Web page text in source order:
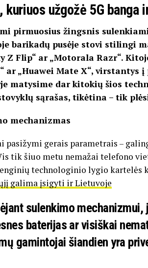
kuriuos užgožė 5G
pirmuosius žingsnis
barikadų pusėje stovi stilingi
Z Flip“ ar „Motorala Razr“.
ar „Huawei Mate X“,
matysime dar kitokių šios
sąrašas, tikėtina – tik
mechanizmas
pasižymi gerais parametrais –
tik šiuo metu nemažai telefono
technologinio lygio kartelės
galima įsigyti ir Lietuvoje
sulenkimo
baterijas ar visiškai
gamintojai šiandien yra